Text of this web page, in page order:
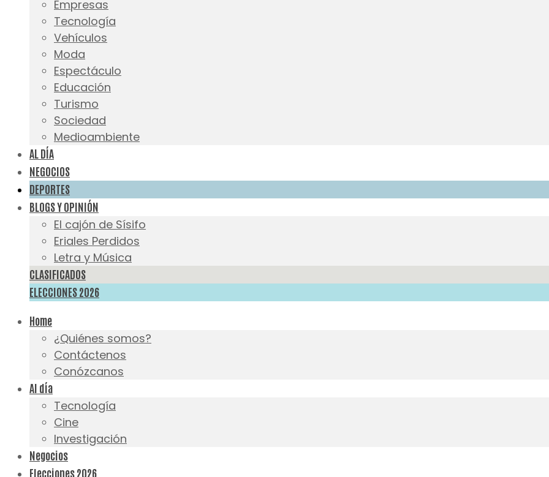
Empresas
Tecnología
Vehículos
Moda
Espectáculo
Educación
Turismo
Sociedad
Medioambiente
AL DÍA
NEGOCIOS
DEPORTES
BLOGS Y OPINIÓN
El cajón de Sísifo
Eriales Perdidos
Letra y Música
CLASIFICADOS
ELECCIONES 2026
Home
¿Quiénes somos?
Contáctenos
Conózcanos
Al día
Tecnología
Cine
Investigación
Negocios
Elecciones 2026